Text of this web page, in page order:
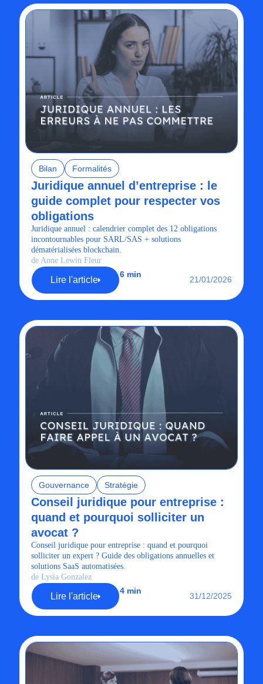
Bilan Formalités
Juridique annuel d’entreprise : le
guide complet pour respecter vos
obligations
Juridique annuel : calendrier complet des 12 obligations
incontournables pour SARL/SAS + solutions
dématérialisées blockchain.
de Anne Lewin Fleur
Lire l'article
6 min
21/01/2026
Gouvernance Stratégie
Conseil juridique pour entreprise :
quand et pourquoi solliciter un
avocat ?
Conseil juridique pour entreprise : quand et pourquoi
solliciter un expert ? Guide des obligations annuelles et
solutions SaaS automatisées.
de Lysia Gonzalez
Lire l'article
4 min
31/12/2025